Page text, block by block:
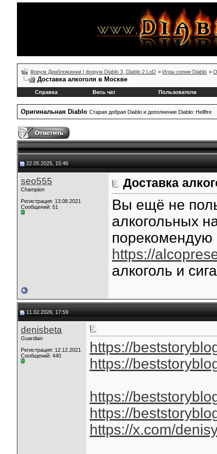
Форум Диабломании | форум Diablo 3, Diablo 2 LoD > Игры серии Diablo >
Доставка алкоголя в Москве
Справка Весь чат Пользователи
Оригинальная Diablo Старая добрая Diablo и дополнение Diablo: Hellfire
22.05.2025, 15:46
seo555
Champion
Регистрация: 13.08.2021
Сообщений: 51
Доставка
Вы ещё не
алкогольных
https://
алкоголь и
11.02.2026, 17:59
denisbeta
Guardian
Регистрация: 12.12.2021
Сообщений: 440
https://
https://
https://
https://
https://x.com/